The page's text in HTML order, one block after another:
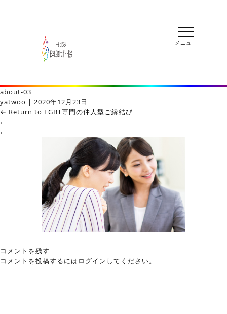
about-03
yatwoo | 2020年12月23日
← Return to LGBT専門の仲人型ご縁結び
‹
›
コメントを残す
コメントを投稿するには ログイン してください。